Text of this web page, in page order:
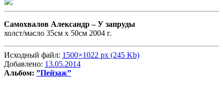
Самохвалов Александр –У запруды
холст/масло 35см x 50см 2004 г.
Исходный файл: 1500×1022 px (245 Kb)
Добавлено: 13.05.2014
Альбом: ”Пейзаж”